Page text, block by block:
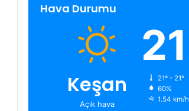
Hava Durumu
Keşan
Açık hava
21
21º - 21º
60%
1.54 km/h